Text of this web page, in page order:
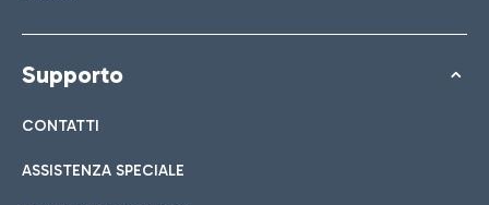
Supporto
CONTATTI
ASSISTENZA SPECIALE